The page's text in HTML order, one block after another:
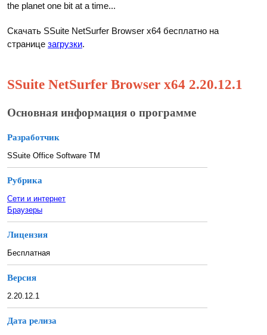
the planet one bit at a time...
Скачать SSuite NetSurfer Browser x64 бесплатно на
странице загрузки.
SSuite NetSurfer Browser x64 2.20.12.1
Основная информация о программе
Разработчик
SSuite Office Software TM
Рубрика
Сети и интернет
Браузеры
Лицензия
Бесплатная
Версия
2.20.12.1
Дата релиза